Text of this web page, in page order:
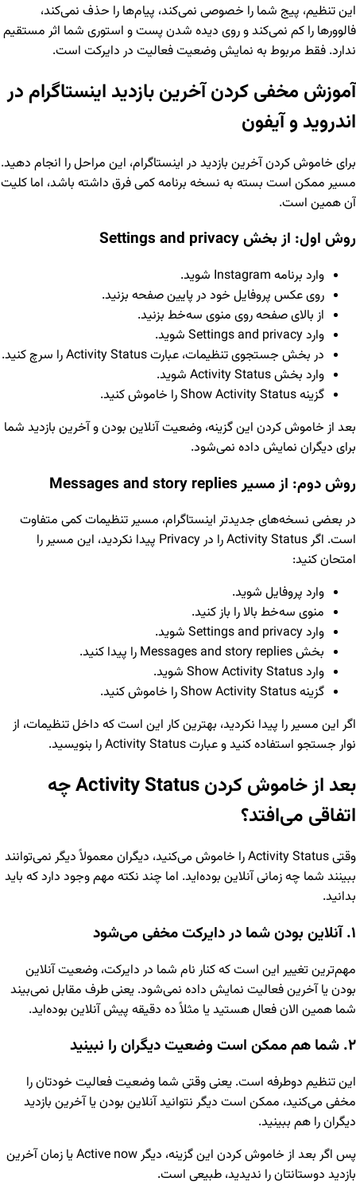
این تنظیم، پیج شما را خصوصی نمی‌کند، پیام‌ها را حذف نمی‌کند،
فالوورها را کم نمی‌کند و روی دیده شدن پست و استوری شما اثر مستقیم
ندارد. فقط مربوط به نمایش وضعیت فعالیت در دایرکت است.
آموزش مخفی کردن آخرین بازدید اینستاگرام در
اندروید و آیفون
برای خاموش کردن آخرین بازدید در اینستاگرام، این مراحل را انجام دهید.
مسیر ممکن است بسته به نسخه برنامه کمی فرق داشته باشد، اما کلیت
آن همین است.
روش اول: از بخش Settings and privacy
وارد برنامه Instagram شوید.
روی عکس پروفایل خود در پایین صفحه بزنید.
از بالای صفحه روی منوی سه‌خط بزنید.
وارد Settings and privacy شوید.
در بخش جستجوی تنظیمات، عبارت Activity Status را سرچ کنید.
وارد بخش Activity Status شوید.
گزینه Show Activity Status را خاموش کنید.
بعد از خاموش کردن این گزینه، وضعیت آنلاین بودن و آخرین بازدید شما
برای دیگران نمایش داده نمی‌شود.
روش دوم: از مسیر Messages and story replies
در بعضی نسخه‌های جدیدتر اینستاگرام، مسیر تنظیمات کمی متفاوت
است. اگر Activity Status را در Privacy پیدا نکردید، این مسیر را
امتحان کنید:
وارد پروفایل شوید.
منوی سه‌خط بالا را باز کنید.
وارد Settings and privacy شوید.
بخش Messages and story replies را پیدا کنید.
وارد Show Activity Status شوید.
گزینه Show Activity Status را خاموش کنید.
اگر این مسیر را پیدا نکردید، بهترین کار این است که داخل تنظیمات، از
نوار جستجو استفاده کنید و عبارت Activity Status را بنویسید.
بعد از خاموش کردن Activity Status چه
اتفاقی می‌افتد؟
وقتی Activity Status را خاموش می‌کنید، دیگران معمولاً دیگر نمی‌توانند
ببینند شما چه زمانی آنلاین بوده‌اید. اما چند نکته مهم وجود دارد که باید
بدانید.
۱. آنلاین بودن شما در دایرکت مخفی می‌شود
مهم‌ترین تغییر این است که کنار نام شما در دایرکت، وضعیت آنلاین
بودن یا آخرین فعالیت نمایش داده نمی‌شود. یعنی طرف مقابل نمی‌بیند
شما همین الان فعال هستید یا مثلاً ده دقیقه پیش آنلاین بوده‌اید.
۲. شما هم ممکن است وضعیت دیگران را نبینید
این تنظیم دوطرفه است. یعنی وقتی شما وضعیت فعالیت خودتان را
مخفی می‌کنید، ممکن است دیگر نتوانید آنلاین بودن یا آخرین بازدید
دیگران را هم ببینید.
پس اگر بعد از خاموش کردن این گزینه، دیگر Active now یا زمان آخرین
بازدید دوستانتان را ندیدید، طبیعی است.